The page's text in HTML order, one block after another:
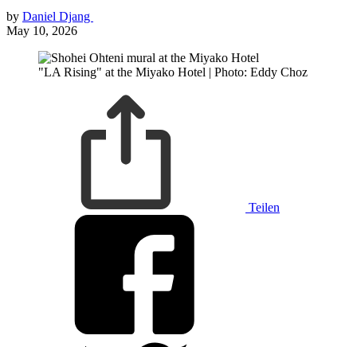
by Daniel Djang
May 10, 2026
"LA Rising" at the Miyako Hotel | Photo: Eddy Choz
Teilen